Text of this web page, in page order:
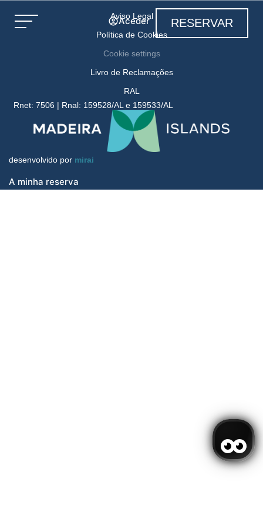
Aceder RESERVAR
Aviso Legal
Política de Cookies
Cookie settings
Livro de Reclamações
RAL
Rnet: 7506 | Rnal: 159528/AL e 159533/AL
desenvolvido por mirai
A minha reserva